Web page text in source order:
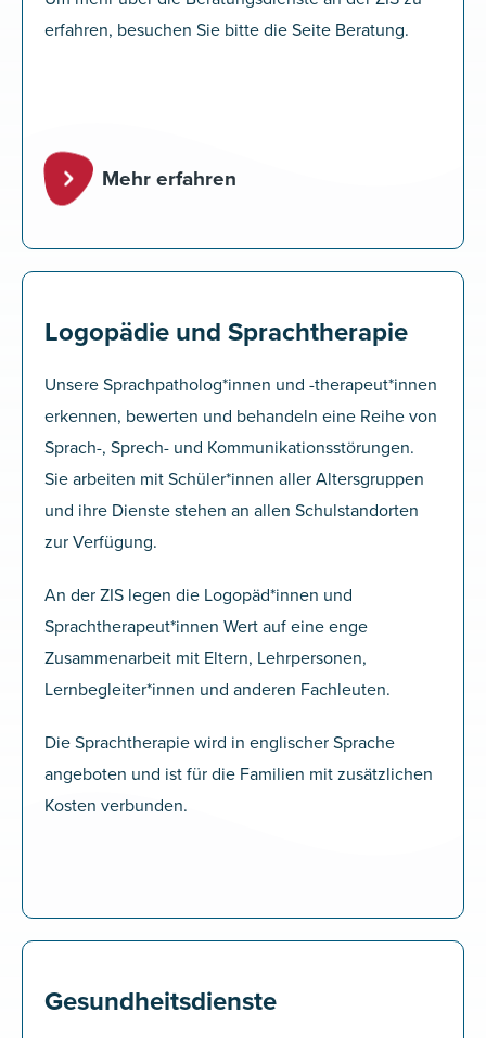
erfahren, besuchen Sie bitte die Seite Beratung.
Mehr erfahren
Logopädie und Sprachtherapie
Unsere Sprachpatholog*innen und -therapeut*innen
erkennen, bewerten und behandeln eine Reihe von
Sprach-, Sprech- und Kommunikationsstörungen.
Sie arbeiten mit Schüler*innen aller Altersgruppen
und ihre Dienste stehen an allen Schulstandorten
zur Verfügung.
An der ZIS legen die Logopäd*innen und
Sprachtherapeut*innen Wert auf eine enge
Zusammenarbeit mit Eltern, Lehrpersonen,
Lernbegleiter*innen und anderen Fachleuten.
Die Sprachtherapie wird in englischer Sprache
angeboten und ist für die Familien mit zusätzlichen
Kosten verbunden.
Gesundheitsdienste